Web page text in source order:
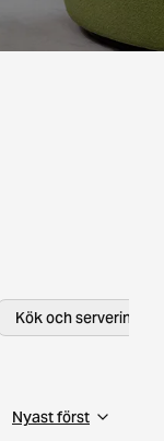
Kök och servering